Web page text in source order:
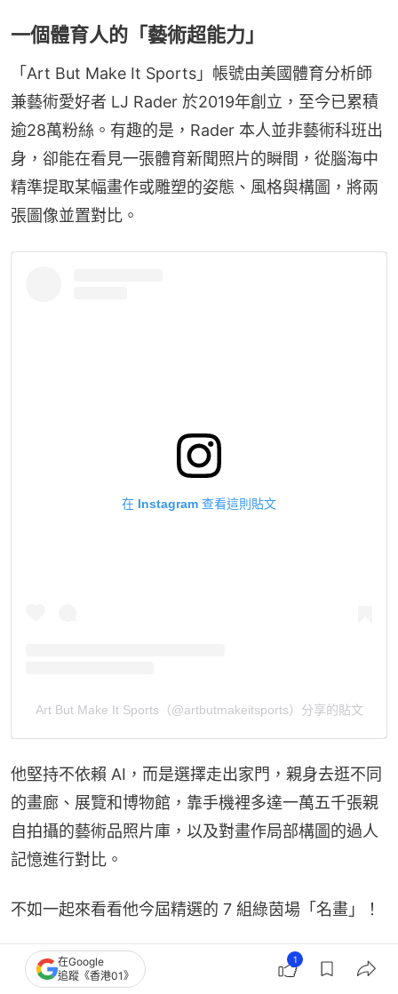
一個體育人的「藝術超能力」
「Art But Make It Sports」帳號由美國體育分析師
兼藝術愛好者 LJ Rader 於2019年創立，至今已累積
逾28萬粉絲。有趣的是，Rader 本人並非藝術科班出
身，卻能在看見一張體育新聞照片的瞬間，從腦海中
精準提取某幅畫作或雕塑的姿態、風格與構圖，將兩
張圖像並置對比。
在 Instagram 查看這則貼文
Art But Make It Sports（@artbutmakeitsports）分享的貼文
他堅持不依賴 AI，而是選擇走出家門，親身去逛不同
的畫廊、展覽和博物館，靠手機裡多達一萬五千張親
自拍攝的藝術品照片庫，以及對畫作局部構圖的過人
記憶進行對比。
不如一起來看看他今屆精選的 7 組綠茵場「名畫」！
1. 挪威球迷「維京划船」 vs.《Untitled》
在Google
追蹤《香港01》
1